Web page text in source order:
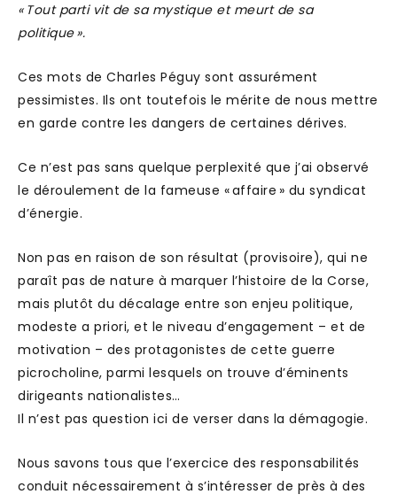
« Tout parti vit de sa mystique et meurt de sa
politique ».
Ces mots de Charles Péguy sont assurément
pessimistes. Ils ont toutefois le mérite de nous mettre
en garde contre les dangers de certaines dérives.
Ce n’est pas sans quelque perplexité que j’ai observé
le déroulement de la fameuse « affaire » du syndicat
d’énergie.
Non pas en raison de son résultat (provisoire), qui ne
paraît pas de nature à marquer l’histoire de la Corse,
mais plutôt du décalage entre son enjeu politique,
modeste a priori, et le niveau d’engagement – et de
motivation – des protagonistes de cette guerre
picrocholine, parmi lesquels on trouve d’éminents
dirigeants nationalistes…
Il n’est pas question ici de verser dans la démagogie.
Nous savons tous que l’exercice des responsabilités
conduit nécessairement à s’intéresser de près à des